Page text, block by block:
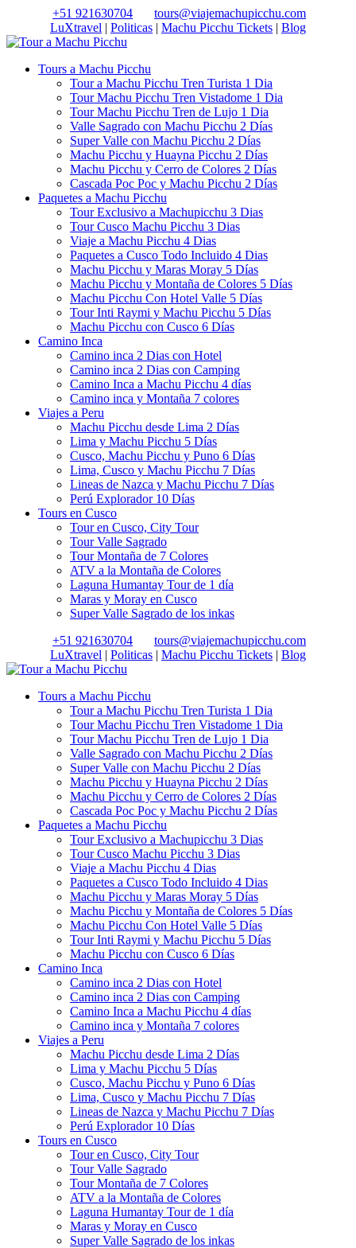
+51 921630704
tours@viajemachupicchu.com
LuXtravel | Politicas | Machu Picchu Tickets | Blog
Tours a Machu Picchu
Tour a Machu Picchu Tren Turista 1 Dia
Tour Machu Picchu Tren Vistadome 1 Dia
Tour Machu Picchu Tren de Lujo 1 Dia
Valle Sagrado con Machu Picchu 2 Días
Super Valle con Machu Picchu 2 Días
Machu Picchu y Huayna Picchu 2 Días
Machu Picchu y Cerro de Colores 2 Días
Cascada Poc Poc y Machu Picchu 2 Días
Paquetes a Machu Picchu
Tour Exclusivo a Machupicchu 3 Dias
Tour Cusco Machu Picchu 3 Dias
Viaje a Machu Picchu 4 Dias
Paquetes a Cusco Todo Incluido 4 Dias
Machu Picchu y Maras Moray 5 Días
Machu Picchu y Montaña de Colores 5 Días
Machu Picchu Con Hotel Valle 5 Días
Tour Inti Raymi y Machu Picchu 5 Días
Machu Picchu con Cusco 6 Días
Camino Inca
Camino inca 2 Dias con Hotel
Camino inca 2 Dias con Camping
Camino Inca a Machu Picchu 4 días
Camino inca y Montaña 7 colores
Viajes a Peru
Machu Picchu desde Lima 2 Días
Lima y Machu Picchu 5 Días
Cusco, Machu Picchu y Puno 6 Días
Lima, Cusco y Machu Picchu 7 Días
Lineas de Nazca y Machu Picchu 7 Días
Perú Explorador 10 Días
Tours en Cusco
Tour en Cusco, City Tour
Tour Valle Sagrado
Tour Montaña de 7 Colores
ATV a la Montaña de Colores
Laguna Humantay Tour de 1 día
Maras y Moray en Cusco
Super Valle Sagrado de los inkas
+51 921630704
tours@viajemachupicchu.com
LuXtravel | Politicas | Machu Picchu Tickets | Blog
Tours a Machu Picchu
Tour a Machu Picchu Tren Turista 1 Dia
Tour Machu Picchu Tren Vistadome 1 Dia
Tour Machu Picchu Tren de Lujo 1 Dia
Valle Sagrado con Machu Picchu 2 Días
Super Valle con Machu Picchu 2 Días
Machu Picchu y Huayna Picchu 2 Días
Machu Picchu y Cerro de Colores 2 Días
Cascada Poc Poc y Machu Picchu 2 Días
Paquetes a Machu Picchu
Tour Exclusivo a Machupicchu 3 Dias
Tour Cusco Machu Picchu 3 Dias
Viaje a Machu Picchu 4 Dias
Paquetes a Cusco Todo Incluido 4 Dias
Machu Picchu y Maras Moray 5 Días
Machu Picchu y Montaña de Colores 5 Días
Machu Picchu Con Hotel Valle 5 Días
Tour Inti Raymi y Machu Picchu 5 Días
Machu Picchu con Cusco 6 Días
Camino Inca
Camino inca 2 Dias con Hotel
Camino inca 2 Dias con Camping
Camino Inca a Machu Picchu 4 días
Camino inca y Montaña 7 colores
Viajes a Peru
Machu Picchu desde Lima 2 Días
Lima y Machu Picchu 5 Días
Cusco, Machu Picchu y Puno 6 Días
Lima, Cusco y Machu Picchu 7 Días
Lineas de Nazca y Machu Picchu 7 Días
Perú Explorador 10 Días
Tours en Cusco
Tour en Cusco, City Tour
Tour Valle Sagrado
Tour Montaña de 7 Colores
ATV a la Montaña de Colores
Laguna Humantay Tour de 1 día
Maras y Moray en Cusco
Super Valle Sagrado de los inkas